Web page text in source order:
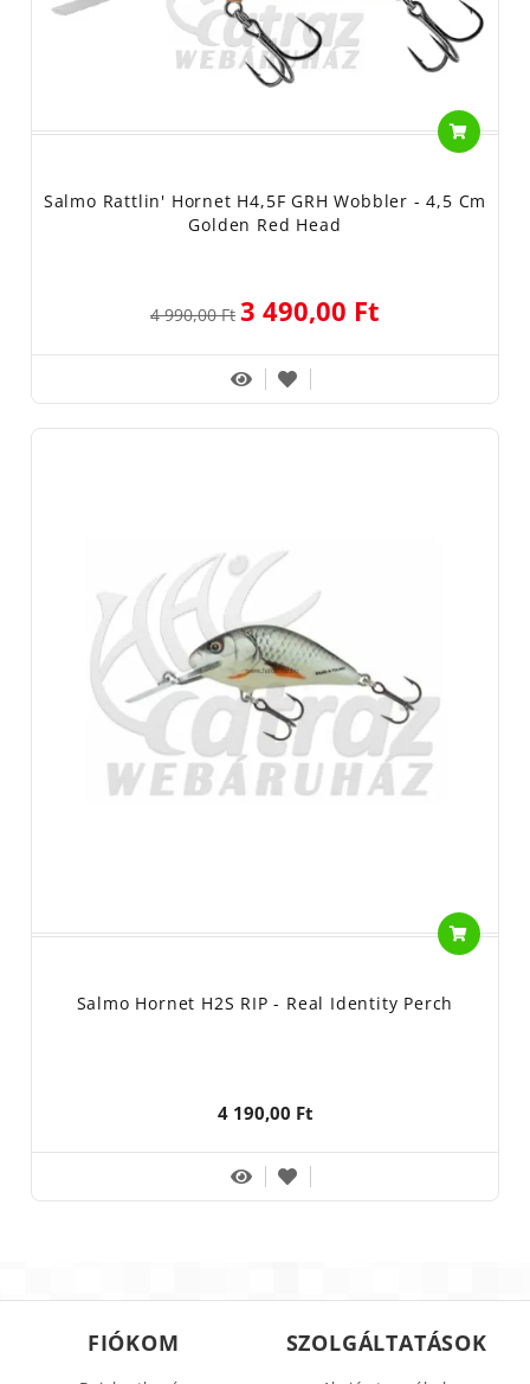
Salmo Rattlin' Hornet H4,5F GRH Wobbler - 4,5 Cm
Golden Red Head
4 990,00 Ft 3 490,00 Ft
Salmo Hornet H2S RIP - Real Identity Perch
4 190,00 Ft
FIÓKOM SZOLGÁLTATÁSOK